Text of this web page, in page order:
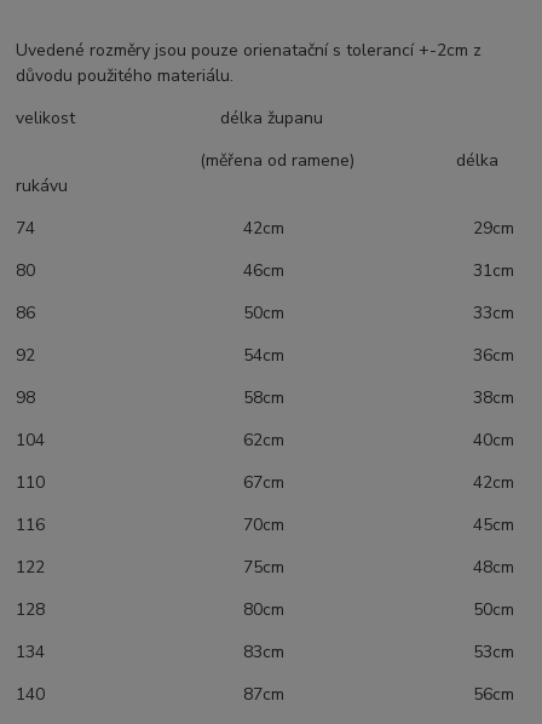
Uvedené rozměry jsou pouze orienatační s tolerancí +-2cm z
důvodu použitého materiálu.
velikost délka županu
(měřena od ramene) délka
rukávu
74 42cm 29cm
80 46cm 31cm
86 50cm 33cm
92 54cm 36cm
98 58cm 38cm
104 62cm 40cm
110 67cm 42cm
116 70cm 45cm
122 75cm 48cm
128 80cm 50cm
134 83cm 53cm
140 87cm 56cm